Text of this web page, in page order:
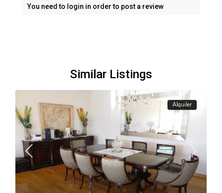
You need to login in order to post a review
Similar Listings
Alquiler